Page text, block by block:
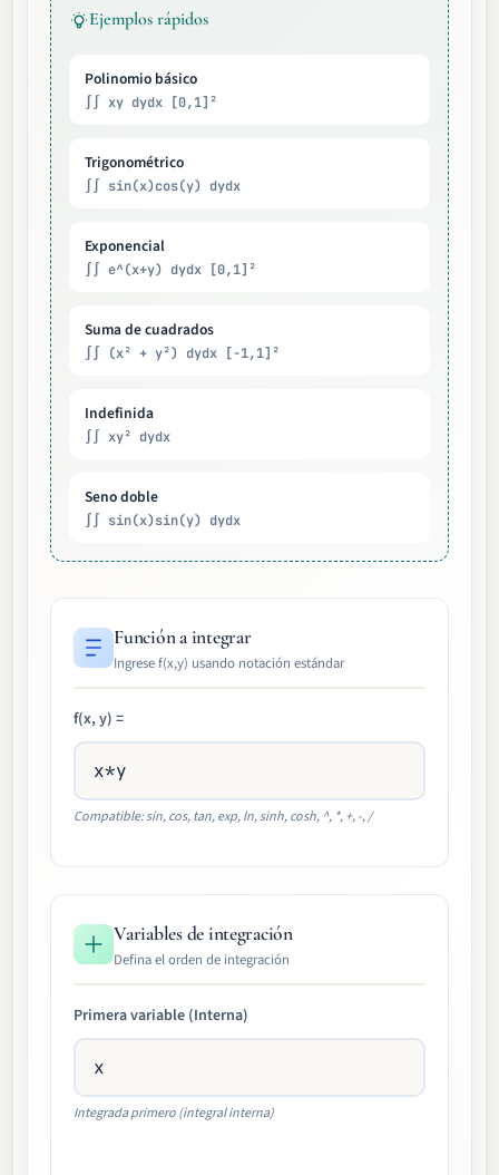
Ejemplos rápidos
Polinomio básico
∫∫ xy dydx [0,1]²
Trigonométrico
∫∫ sin(x)cos(y) dydx
Exponencial
∫∫ e^(x+y) dydx [0,1]²
Suma de cuadrados
∫∫ (x² + y²) dydx [-1,1]²
Indefinida
∫∫ xy² dydx
Seno doble
∫∫ sin(x)sin(y) dydx
Función a integrar
Ingrese f(x,y) usando notación estándar
f(x, y) =
Compatible: sin, cos, tan, exp, ln, sinh, cosh, ^, *, +, -, /
Variables de integración
Defina el orden de integración
Primera variable (Interna)
Integrada primero (integral interna)